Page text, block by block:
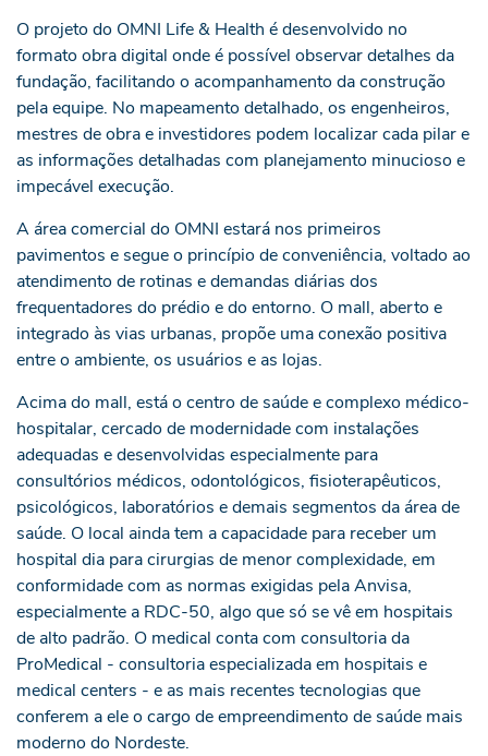
O projeto do OMNI Life & Health é desenvolvido no
formato obra digital onde é possível observar detalhes da
fundação, facilitando o acompanhamento da construção
pela equipe. No mapeamento detalhado, os engenheiros,
mestres de obra e investidores podem localizar cada pilar e
as informações detalhadas com planejamento minucioso e
impecável execução.
A área comercial do OMNI estará nos primeiros
pavimentos e segue o princípio de conveniência, voltado ao
atendimento de rotinas e demandas diárias dos
frequentadores do prédio e do entorno. O mall, aberto e
integrado às vias urbanas, propõe uma conexão positiva
entre o ambiente, os usuários e as lojas.
Acima do mall, está o centro de saúde e complexo médico-
hospitalar, cercado de modernidade com instalações
adequadas e desenvolvidas especialmente para
consultórios médicos, odontológicos, fisioterapêuticos,
psicológicos, laboratórios e demais segmentos da área de
saúde. O local ainda tem a capacidade para receber um
hospital dia para cirurgias de menor complexidade, em
conformidade com as normas exigidas pela Anvisa,
especialmente a RDC-50, algo que só se vê em hospitais
de alto padrão. O medical conta com consultoria da
ProMedical - consultoria especializada em hospitais e
medical centers - e as mais recentes tecnologias que
conferem a ele o cargo de empreendimento de saúde mais
moderno do Nordeste.